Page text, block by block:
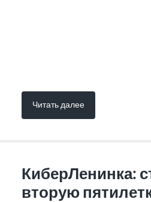
Читать далее
КиберЛенинка:
вторую